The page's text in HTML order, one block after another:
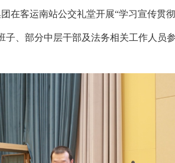
在客运南站公交礼堂开展“学习宣传贯
子、部分中层干部及法务相关工作人员参